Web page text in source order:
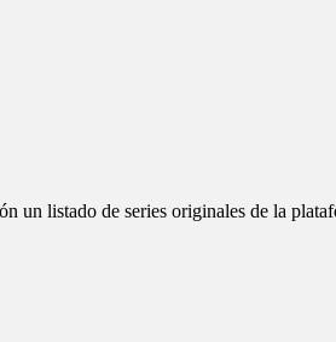
un listado de series originales de la